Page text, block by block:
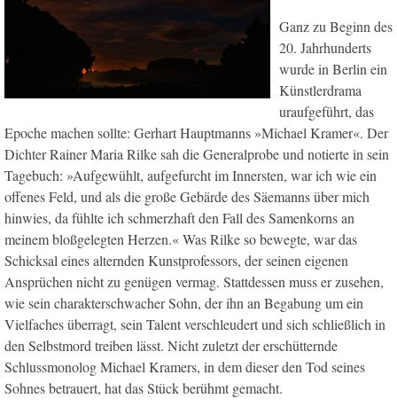
Ganz zu Beginn des
20. Jahrhunderts
wurde in Berlin ein
Künstlerdrama
uraufgeführt, das
Epoche machen sollte: Gerhart Hauptmanns »Michael Kramer«. Der
Dichter Rainer Maria Rilke sah die Generalprobe und notierte in sein
Tagebuch: »Aufgewühlt, aufgefurcht im Innersten, war ich wie ein
offenes Feld, und als die große Gebärde des Säemanns über mich
hinwies, da fühlte ich schmerzhaft den Fall des Samenkorns an
meinem bloßgelegten Herzen.« Was Rilke so bewegte, war das
Schicksal eines alternden Kunstprofessors, der seinen eigenen
Ansprüchen nicht zu genügen vermag. Stattdessen muss er zusehen,
wie sein charakterschwacher Sohn, der ihn an Begabung um ein
Vielfaches überragt, sein Talent verschleudert und sich schließlich in
den Selbstmord treiben lässt. Nicht zuletzt der erschütternde
Schlussmonolog Michael Kramers, in dem dieser den Tod seines
Sohnes betrauert, hat das Stück berühmt gemacht.